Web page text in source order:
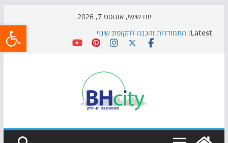
יום שישי, אוגוסט 7, 2026
Latest: התמודדות והכנה לתקופת שינוי
אי ההרפתקאות ממשיך לכבוש את הגינות: מאות משפחות
כדורגל באווירה מיוחדת: הקרנת גמר המונדיאל בטרמינל
הקיץ של בני הנוער בבת־ים: חוף הריביירה הופך למרחב
בטוח בשעות הערב